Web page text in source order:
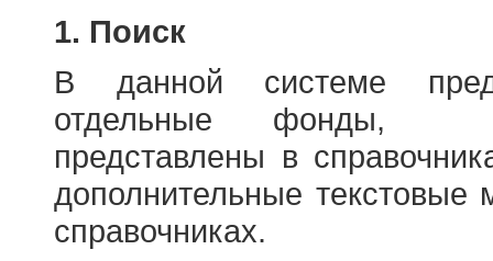
1. Поиск
В данной системе
отдельные фонды,
представлены в
дополнительные
справочниках.